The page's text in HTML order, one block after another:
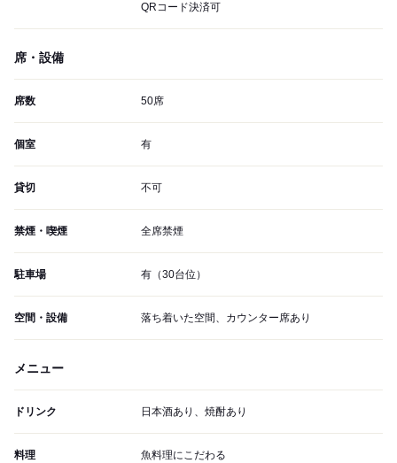
QRコード決済可
席・設備
席数 50席
個室 有
貸切 不可
禁煙・喫煙 全席禁煙
駐車場 有（30台位）
空間・設備 落ち着いた空間、カウンター席あり
メニュー
ドリンク 日本酒あり、焼酎あり
料理 魚料理にこだわる